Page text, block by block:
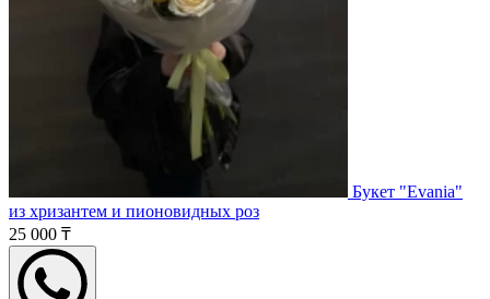
Букет "Evania"
из хризантем и пионовидных роз
25 000 ₸